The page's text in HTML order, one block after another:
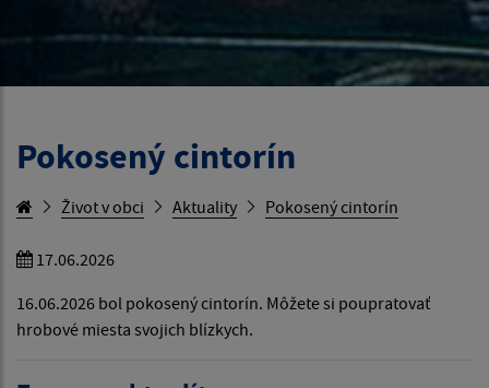
Pokosený cintorín
Život v obci Aktuality Pokosený cintorín
17.06.2026
16.06.2026 bol pokosený cintorín. Môžete si poupratovať
hrobové miesta svojich blízkych.